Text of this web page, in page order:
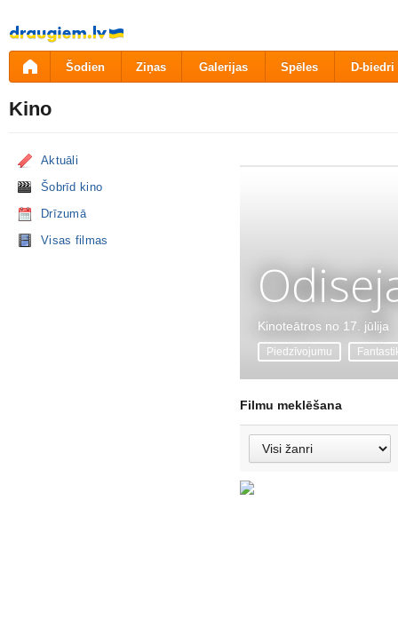
Pāriet
uz
saturu
Šodien Ziņas Galerijas Spēles D-biedri
Kino
Aktuāli
Šobrīd kino
Drīzumā
Visas filmas
Kinoteātros no 17. jūlija
Piedzīvojumu
Filmu meklēšana